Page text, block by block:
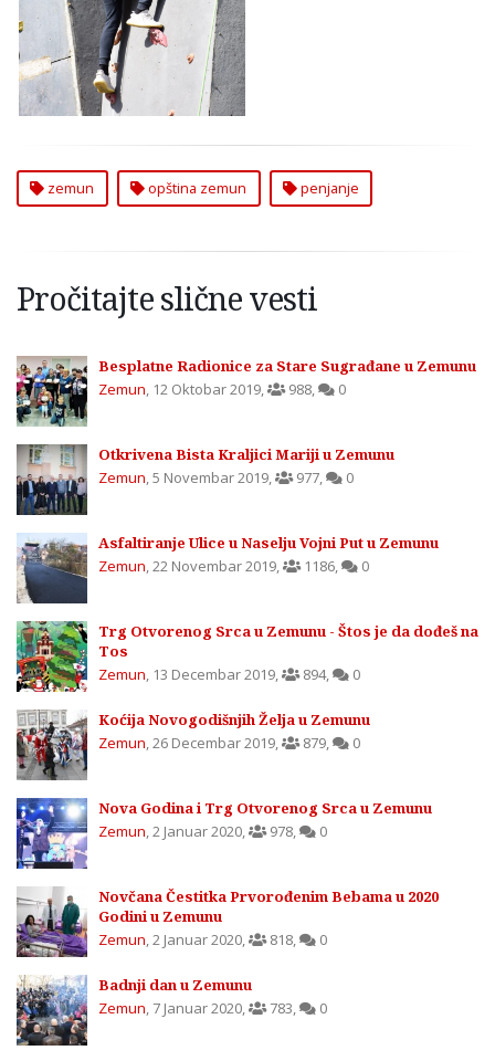
zemun opština zemun penjanje
Pročitajte slične vesti
Besplatne Radionice za Stare Sugrađane u Zemunu
Zemun, 12 Oktobar 2019, 988, 0
Otkrivena Bista Kraljici Mariji u Zemunu
Zemun,5 Novembar 2019, 977, 0
Asfaltiranje Ulice u Naselju Vojni Put u Zemunu
Zemun,22 Novembar 2019, 1186, 0
Trg Otvorenog Srca u Zemunu - Štos je da dođeš na
Tos
Zemun, 13 Decembar 2019, 894, 0
Koćija Novogodišnjih Želja u Zemunu
Zemun,26 Decembar 2019, 879, 0
Nova Godina i Trg Otvorenog Srca u Zemunu
Zemun,2 Januar 2020, 978, 0
Novčana Čestitka Prvorođenim Bebama u 2020
Godini u Zemunu
Zemun,2 Januar 2020, 818, 0
Badnji dan u Zemunu
Zemun, 7 Januar 2020, 783, 0